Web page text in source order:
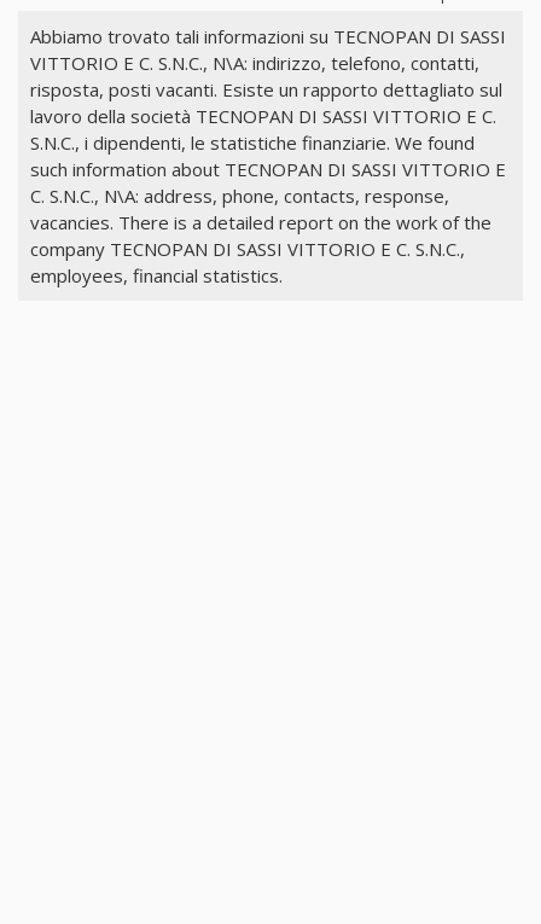
Abbiamo trovato tali informazioni su TECNOPAN DI SASSI
VITTORIO E C. S.N.C., N\A: indirizzo, telefono, contatti,
risposta, posti vacanti. Esiste un rapporto dettagliato sul
lavoro della società TECNOPAN DI SASSI VITTORIO E C.
S.N.C., i dipendenti, le statistiche finanziarie. We found
such information about TECNOPAN DI SASSI VITTORIO E
C. S.N.C., N\A: address, phone, contacts, response,
vacancies. There is a detailed report on the work of the
company TECNOPAN DI SASSI VITTORIO E C. S.N.C.,
employees, financial statistics.